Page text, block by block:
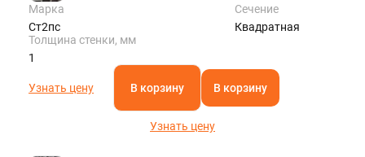
Марка
Ст2пс
Сечение
Квадратная
Толщина стенки, мм
1
Узнать цену В корзину В корзину
Узнать цену